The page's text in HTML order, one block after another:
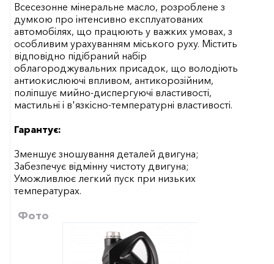
Всесезонне мінеральне масло, розроблене з
думкою про інтенсивно експлуатованих
автомобілях, що працюють у важких умовах, з
особливим урахуванням міського руху. Містить
відповідно підібраний набір
облагороджувальних присадок, що володіють
антиокислюючі впливом, антикорозійним,
поліпшує мийно-диспергуючі властивості,
мастильні і в'язкісно-температурні властивості.
Гарантує:
Зменшує зношування деталей двигуна;
Забезпечує відмінну чистоту двигуна;
Уможливлює легкий пуск при низьких
температурах.
Фото